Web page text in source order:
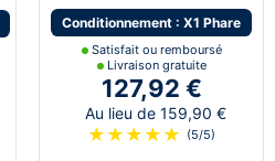
Conditionnement : X1 Phare
Satisfait ou remboursé
Livraison gratuite
127,92 €
Au lieu de 159,90 €
★ ★ ★ ★ ★ (5/5)